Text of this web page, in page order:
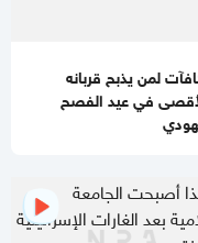
بين "حماس"
لمن يذبح قربانه
في عيد الفصح